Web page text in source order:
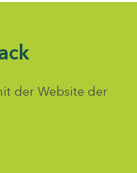
der Website der
auswählen